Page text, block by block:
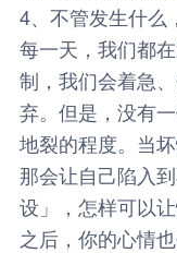
4、不管发生什么
每一天，我们都
制，我们会着急
弃。但是，没有
地裂的程度。当
那会让自己陷入
设」，怎样可以
之后，你的心情也